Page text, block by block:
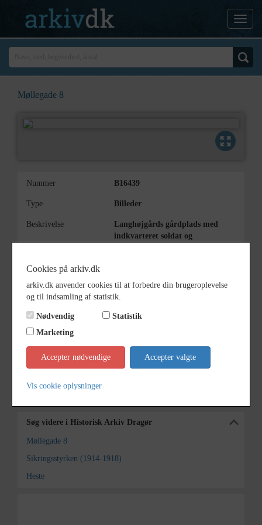
Møllegade 8
Nummer B16439
Type Billeder
Beskrivelse
Langhøjgårds gårdplads med
indkvarteret soldat og
Årstal 1917
Fotograf Ukendt
Størrelse 9 x 14 cm
Arkiv Historisk Arkiv Dragør
Kontakt arkivet
Søg videre i Historisk Arkiv Dragør
Møllegade 8
Sikringsstyrken (1914-1918)
Heste
Cookies på arkiv.dk
arkiv.dk anvender cookies til at forbedre din brugeroplevelse
og til indsamling af statistik.
Nødvendig
Statistik
Marketing
Accepter nødvendige Accepter valgte
Vis cookie oplysninger